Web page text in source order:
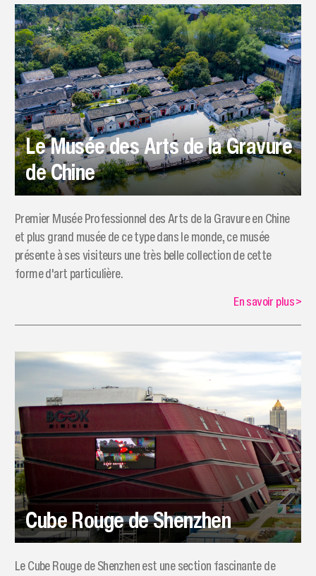
Le Musée des Arts de la Gravure
de Chine
Premier Musée Professionnel des Arts de la Gravure en Chine
et plus grand musée de ce type dans le monde, ce musée
présente à ses visiteurs une très belle collection de cette
forme d'art particulière.
En savoir plus>
Cube Rouge de Shenzhen
Le Cube Rouge de Shenzhen est une section fascinante de